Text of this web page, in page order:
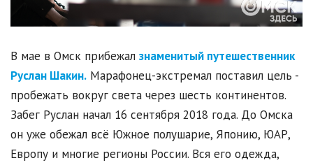
В мае в Омск прибежал знаменитый путешественник
Руслан Шакин. Марафонец-экстремал поставил цель -
пробежать вокруг света через шесть континентов.
Забег Руслан начал 16 сентября 2018 года. До Омска
он уже обежал всё Южное полушарие, Японию, ЮАР,
Европу и многие регионы России. Вся его одежда,